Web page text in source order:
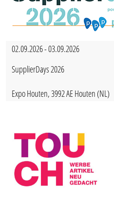
02.09.2026 - 03.09.2026
SupplierDays 2026
Expo Houten, 3992 AE Houten (NL)